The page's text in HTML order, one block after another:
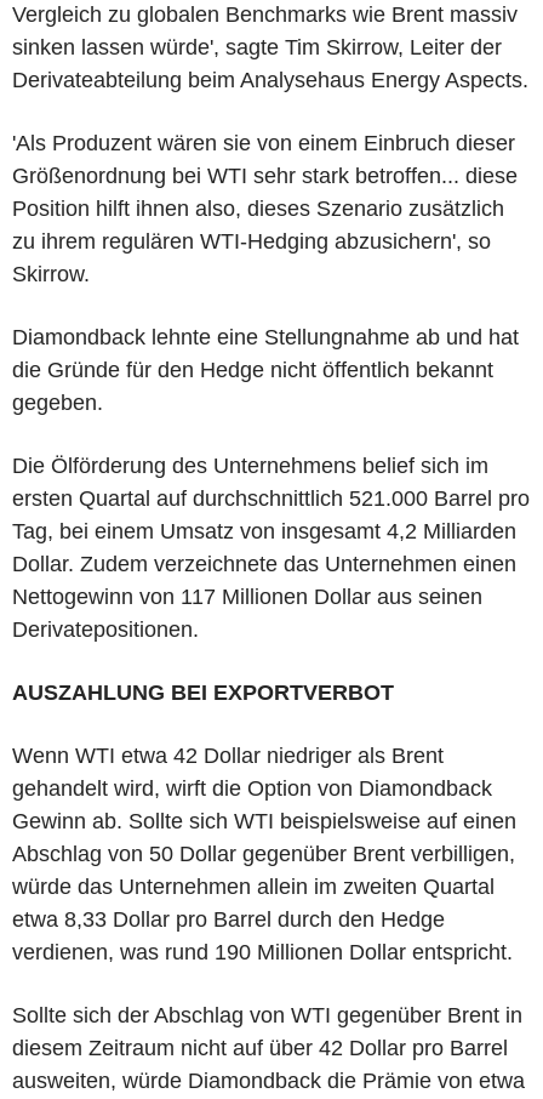
Vergleich zu globalen Benchmarks wie Brent massiv
sinken lassen würde', sagte Tim Skirrow, Leiter der
Derivateabteilung beim Analysehaus Energy Aspects.
'Als Produzent wären sie von einem Einbruch dieser
Größenordnung bei WTI sehr stark betroffen... diese
Position hilft ihnen also, dieses Szenario zusätzlich
zu ihrem regulären WTI-Hedging abzusichern', so
Skirrow.
Diamondback lehnte eine Stellungnahme ab und hat
die Gründe für den Hedge nicht öffentlich bekannt
gegeben.
Die Ölförderung des Unternehmens belief sich im
ersten Quartal auf durchschnittlich 521.000 Barrel pro
Tag, bei einem Umsatz von insgesamt 4,2 Milliarden
Dollar. Zudem verzeichnete das Unternehmen einen
Nettogewinn von 117 Millionen Dollar aus seinen
Derivatepositionen.
AUSZAHLUNG BEI EXPORTVERBOT
Wenn WTI etwa 42 Dollar niedriger als Brent
gehandelt wird, wirft die Option von Diamondback
Gewinn ab. Sollte sich WTI beispielsweise auf einen
Abschlag von 50 Dollar gegenüber Brent verbilligen,
würde das Unternehmen allein im zweiten Quartal
etwa 8,33 Dollar pro Barrel durch den Hedge
verdienen, was rund 190 Millionen Dollar entspricht.
Sollte sich der Abschlag von WTI gegenüber Brent in
diesem Zeitraum nicht auf über 42 Dollar pro Barrel
ausweiten, würde Diamondback die Prämie von etwa